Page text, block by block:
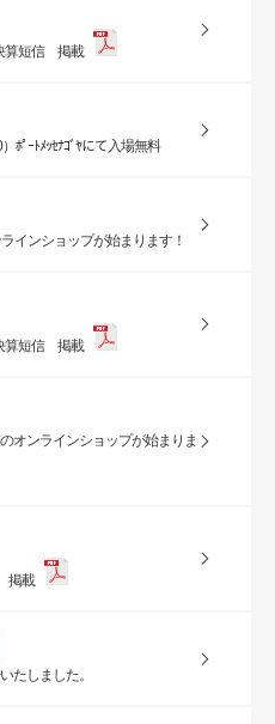
算短信 掲載
ﾎﾟｰﾄﾒｯｾﾅｺﾞﾔにて入場無料
インショップが始まります！
算短信 掲載
オンラインショップが始まりま
掲載
たしました。